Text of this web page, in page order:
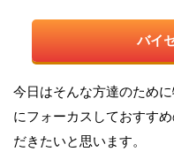
バイ
今日はそんな方達のため
にフォーカスしておすす
だきたいと思います。